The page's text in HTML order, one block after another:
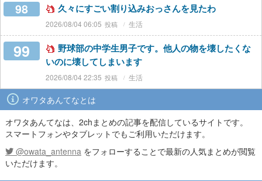
98 久々にすごい割り込みおっさんを見たわ
2026/08/04 06:05 生活
99
野球部の中学生男子です。他人の物を壊したくな
いのに壊してしまいます
2026/08/04 22:35 生活
オワタあんてなとは
オワタあんてなは、2chまとめの記事を配信しているサイトです。
スマートフォンやタブレットでもご利用いただけます。
@owata_antenna をフォローすることで最新の人気まとめが閲覧
いただけます。